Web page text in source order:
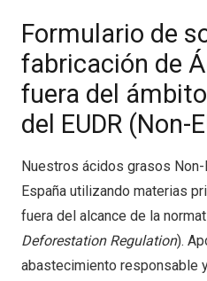
Formulario de
fabricación de
fuera del
del EUDR (Non-
Nuestros ácidos grasos
España utilizando materias
fuera del alcance de la
Deforestation Regulation).
abastecimiento responsable